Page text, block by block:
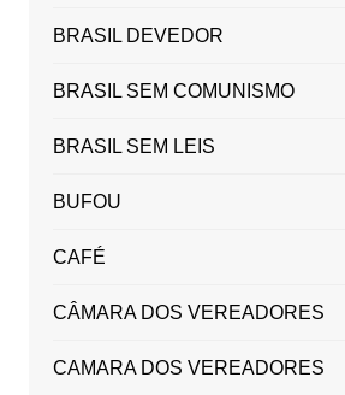
BRASIL DEVEDOR
BRASIL SEM COMUNISMO
BRASIL SEM LEIS
BUFOU
CAFÉ
CÂMARA DOS VEREADORES
CAMARA DOS VEREADORES